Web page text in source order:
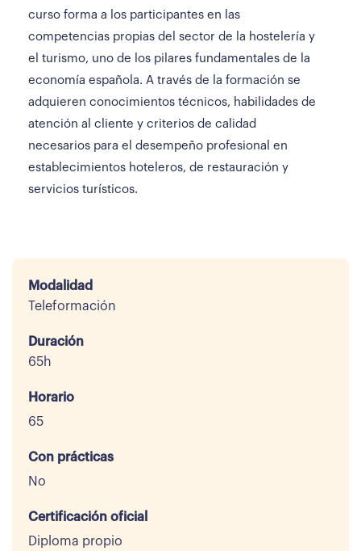
curso forma a los participantes en las
competencias propias del sector de la hostelería y
el turismo, uno de los pilares fundamentales de la
economía española. A través de la formación se
adquieren conocimientos técnicos, habilidades de
atención al cliente y criterios de calidad
necesarios para el desempeño profesional en
establecimientos hoteleros, de restauración y
servicios turísticos.
Modalidad
Teleformación
Duración
65h
Horario
65
Con prácticas
No
Certificación oficial
Diploma propio